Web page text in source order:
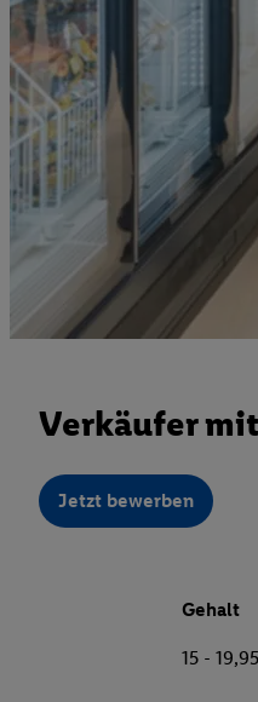
Verkäufer
Jetzt bewerben
Gehalt
15 -